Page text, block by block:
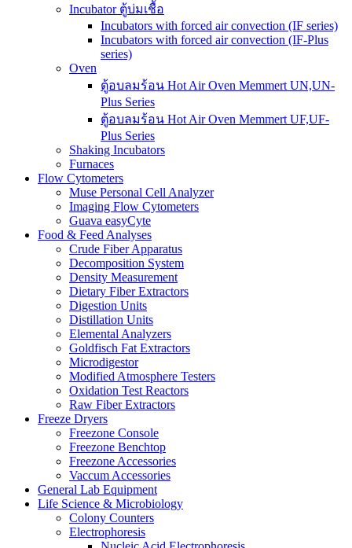
Incubator ตู้บ่มเชื้อ
Incubators with forced air convection (IF series)
Incubators with forced air convection (IF-Plus
series)
Oven
ตู้อบลมร้อน Hot Air Oven Memmert UN,UN-
Plus Series
ตู้อบลมร้อน Hot Air Oven Memmert UF,UF-
Plus Series
Shaking Incubators
Furnaces
Flow Cytometers
Muse Personal Cell Analyzer
Imaging Flow Cytometers
Guava easyCyte
Food & Feed Analyses
Crude Fiber Apparatus
Decomposition System
Density Measurement
Dietary Fiber Extractors
Digestion Units
Distillation Units
Elemental Analyzers
Goldfisch Fat Extractors
Microdigestor
Modified Atmosphere Testers
Oxidation Test Reactors
Raw Fiber Extractors
Freeze Dryers
Freezone Console
Freezone Benchtop
Freezone Accessories
Vaccum Accessories
General Lab Equipment
Life Science & Microbiology
Colony Counters
Electrophoresis